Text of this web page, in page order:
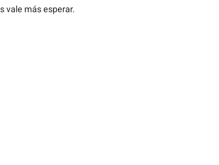
vale más esperar.